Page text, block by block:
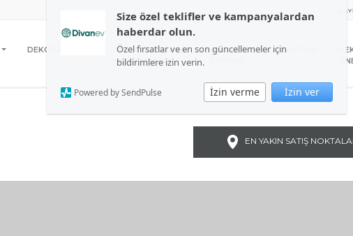
Size özel teklifler ve kampanyalardan
haberdar olun.
Özel fırsatlar ve en son güncellemeler için
bildirimlere izin verin.
İzin verme İzin ver
Powered by SendPulse
DEKORASYON
BAHÇE VE BALKON
MOBİLYALARI
UYKU
FIRSATLAR
EN YAKIN SATIŞ